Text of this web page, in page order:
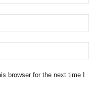
browser for the next time I